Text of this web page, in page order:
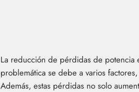
La reducción de pérdidas de potencia
problemática se debe a varios
Además, estas pérdidas no solo